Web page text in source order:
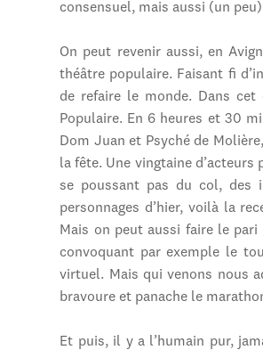
consensuel, mais aussi (un peu)
On peut revenir aussi, en
théâtre populaire. Faisant fi
de refaire le monde. Dans
Populaire. En 6 heures et 30
Dom Juan et Psyché de
la fête. Une vingtaine
se poussant pas du col, des
personnages d’hier, voilà la
Mais on peut aussi faire le
convoquant par exemple le
virtuel. Mais qui venons nous
bravoure et panache le
Et puis, il y a l’humain pur,